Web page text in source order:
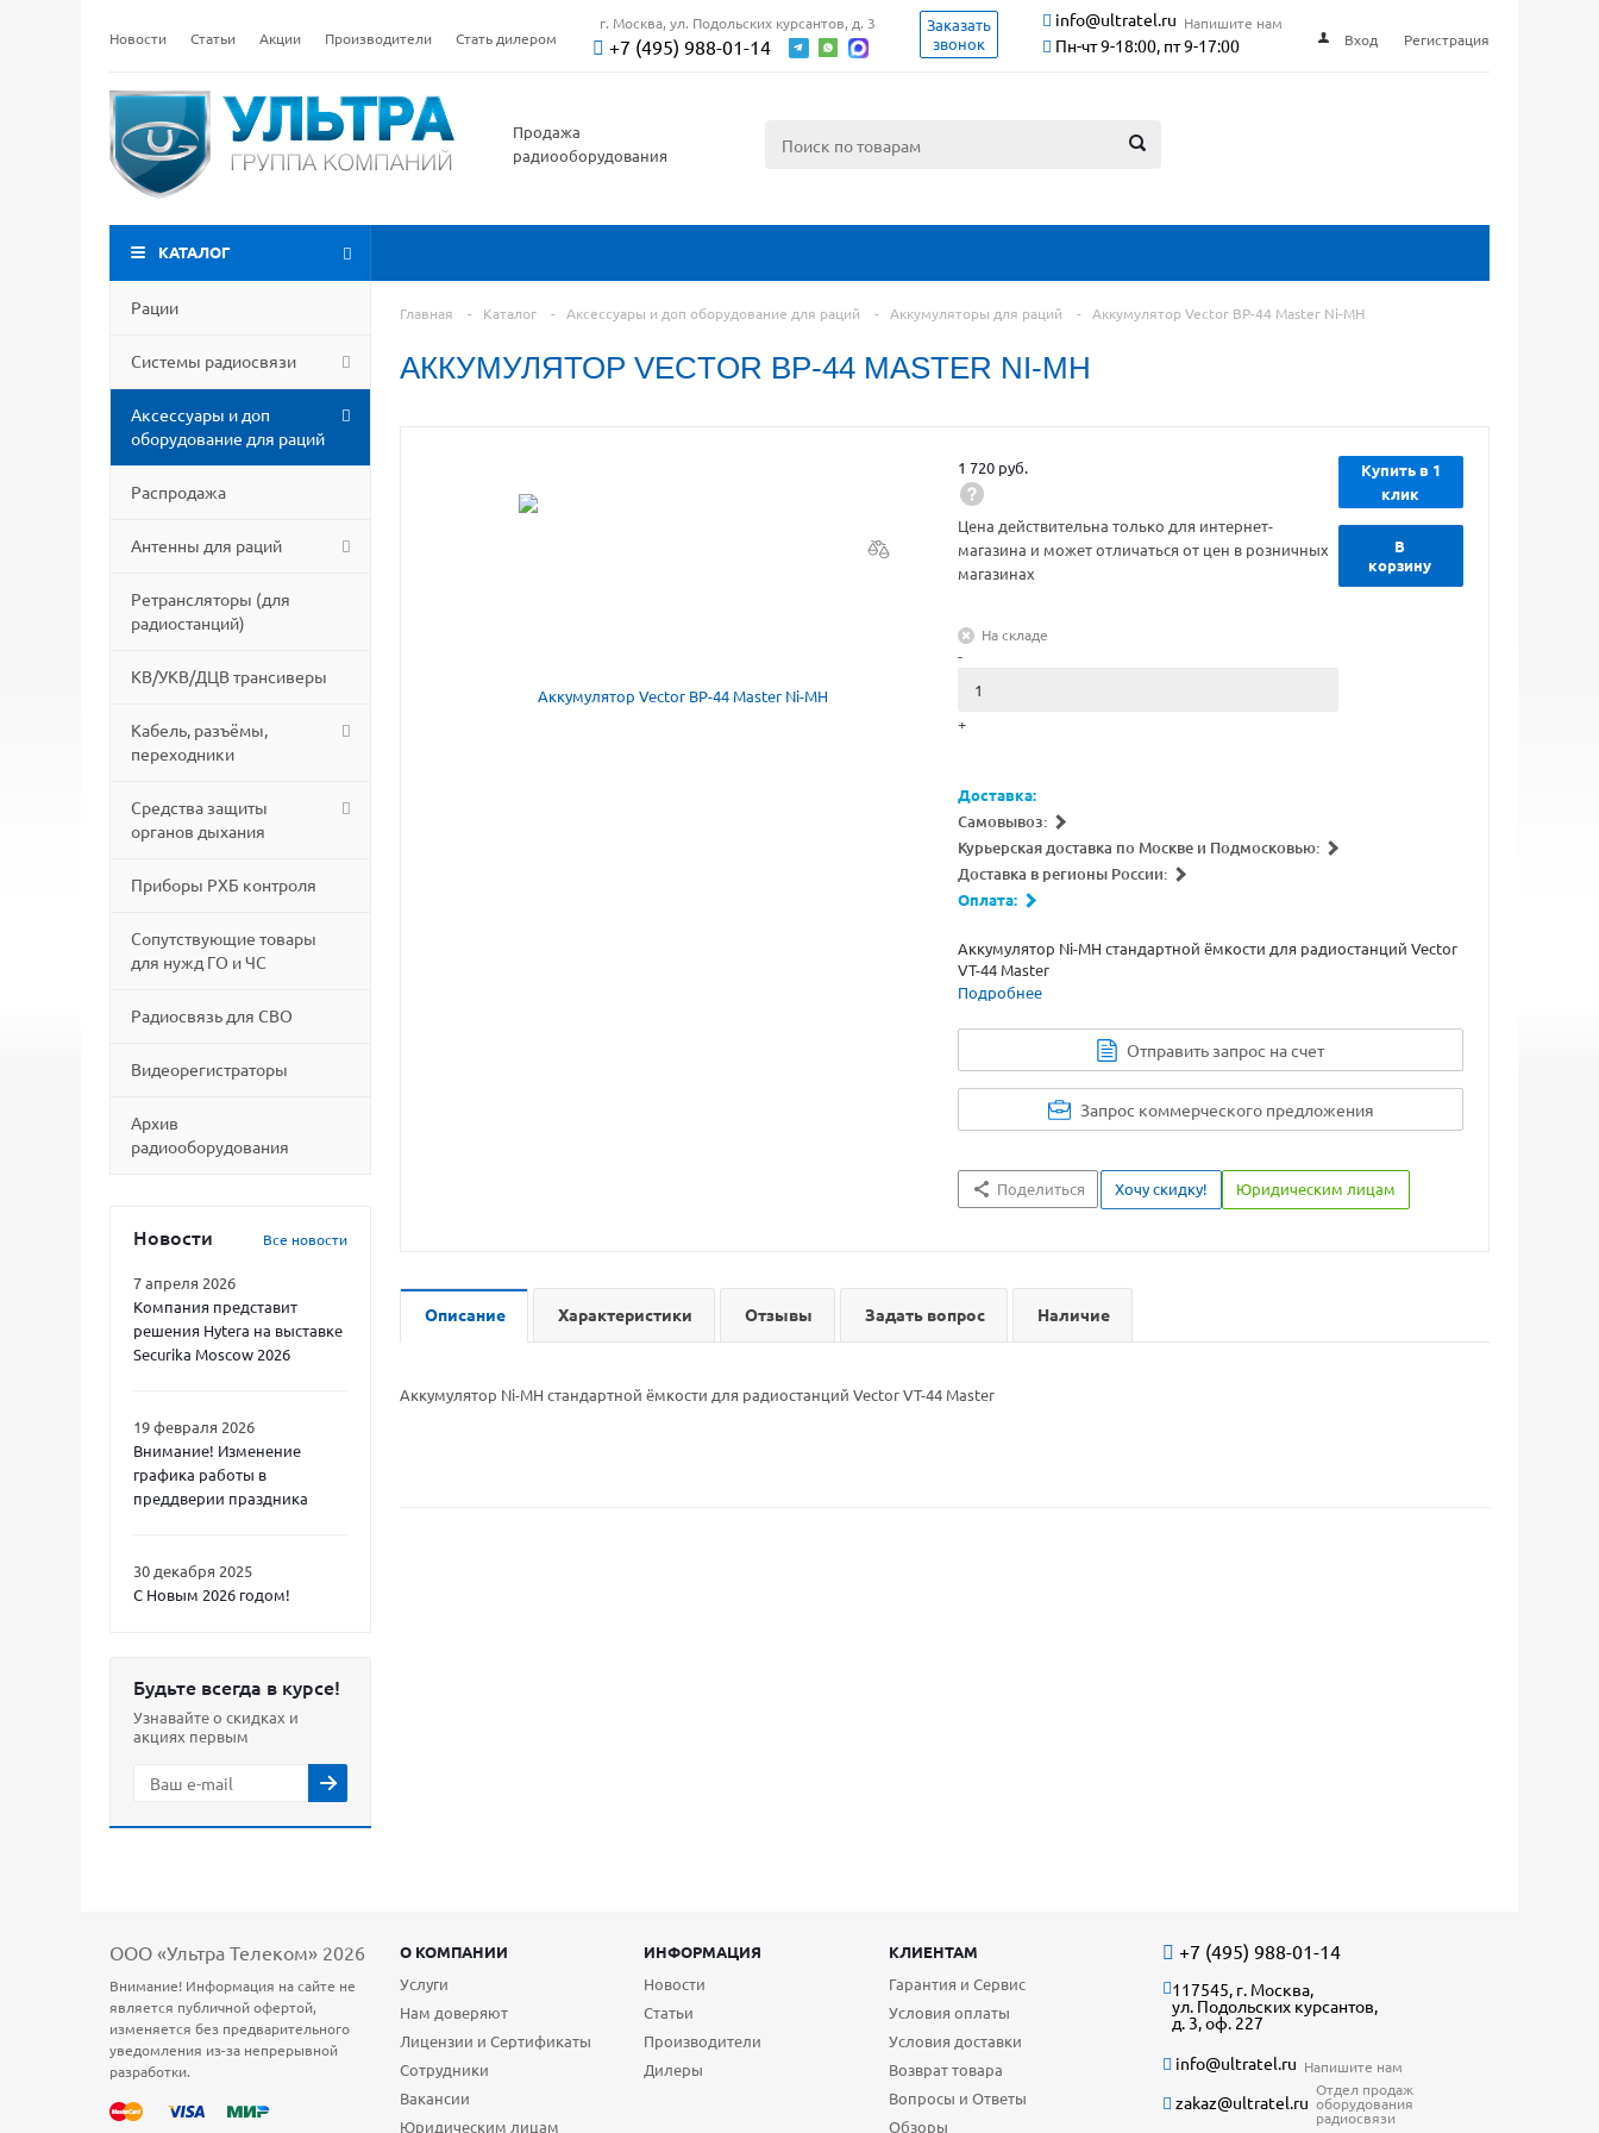
Новости Статьи Акции Производители Стать дилером
г. Москва, ул. Подольских курсантов, д. 3
+7 (495) 988-01-14
Заказать
звонок
info@ultratel.ru Напишите нам
Пн-чт 9-18:00, пт 9-17:00 Вход Регистрация
Продажа
радиооборудования
КАТАЛОГ
Рации
Системы радиосвязи
Аксессуары и доп
оборудование для раций
Распродажа
Антенны для раций
Ретрансляторы (для
радиостанций)
КВ/УКВ/ДЦВ трансиверы
Кабель, разъёмы,
переходники
Средства защиты
органов дыхания
Приборы РХБ контроля
Сопутствующие товары
для нужд ГО и ЧС
Радиосвязь для СВО
Видеорегистраторы
Архив
радиооборудования
Новости Все новости
7 апреля 2026
Компания представит
решения Hytera на выставке
Securika Moscow 2026
19 февраля 2026
Внимание! Изменение
графика работы в
преддверии праздника
30 декабря 2025
С Новым 2026 годом!
Будьте всегда в курсе!
Узнавайте о скидках и
акциях первым
Главная - Каталог - Аксессуары и доп оборудование для раций - Аккумуляторы для раций - Аккумулятор Vector BP-44 Master Ni-MH
АККУМУЛЯТОР VECTOR BP-44 MASTER NI-MH
1 720 руб.
Цена действительна только для интернет-
магазина и может отличаться от цен в розничных
магазинах
На складе
-
+
Купить в 1
клик
В
корзину
Доставка:
Самовывоз:
Курьерская доставка по Москве и Подмосковью:
Доставка в регионы России:
Оплата:
Аккумулятор Ni-MH стандартной ёмкости для радиостанций Vector
VT-44 Master
Подробнее
Отправить запрос на счет
Запрос коммерческого предложения
Поделиться Хочу скидку! Юридическим лицам
Описание Характеристики Отзывы Задать вопрос Наличие
Аккумулятор Ni-MH стандартной ёмкости для радиостанций Vector VT-44 Master
ООО «Ультра Телеком» 2026
Внимание! Информация на сайте не
является публичной офертой,
изменяется без предварительного
уведомления из-за непрерывной
разработки.
О КОМПАНИИ ИНФОРМАЦИЯ
КЛИЕНТАМ
Услуги
Нам доверяют
Лицензии и Сертификаты
Сотрудники
Вакансии
Юридическим лицам
Новости
Статьи
Производители
Дилеры
Гарантия и Сервис
Условия оплаты
Условия доставки
Возврат товара
Вопросы и Ответы
Обзоры
+7 (495) 988-01-14
117545, г. Москва,
ул. Подольских курсантов,
д. 3, оф. 227
info@ultratel.ru Напишите нам
zakaz@ultratel.ru
Отдел продаж
оборудования
радиосвязи